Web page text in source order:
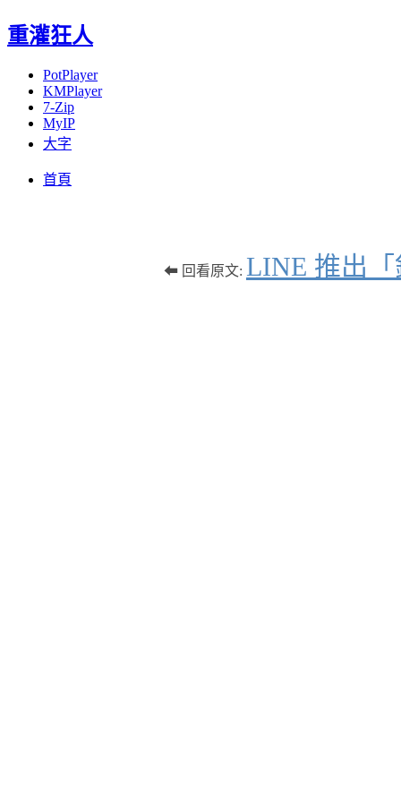
重灌狂人
PotPlayer
KMPlayer
7-Zip
MyIP
大字
首頁
⬅ 回看原文: LINE 推出